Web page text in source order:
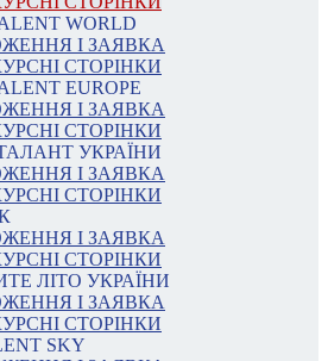
WORLD
І ЗАЯВКА
СТОРІНКИ
EUROPE
І ЗАЯВКА
СТОРІНКИ
УКРАЇНИ
І ЗАЯВКА
СТОРІНКИ
І ЗАЯВКА
СТОРІНКИ
ЛІТО УКРАЇНИ
І ЗАЯВКА
СТОРІНКИ
SKY